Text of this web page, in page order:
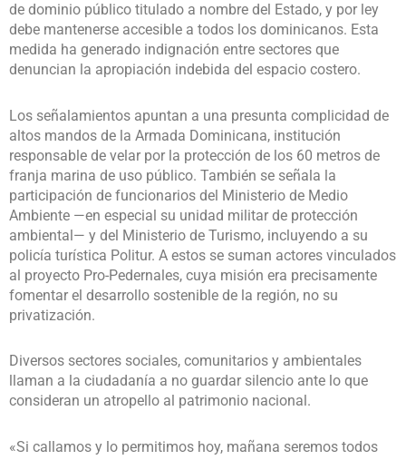
de dominio público titulado a nombre del Estado, y por ley
debe mantenerse accesible a todos los dominicanos. Esta
medida ha generado indignación entre sectores que
denuncian la apropiación indebida del espacio costero.
Los señalamientos apuntan a una presunta complicidad de
altos mandos de la Armada Dominicana, institución
responsable de velar por la protección de los 60 metros de
franja marina de uso público. También se señala la
participación de funcionarios del Ministerio de Medio
Ambiente —en especial su unidad militar de protección
ambiental— y del Ministerio de Turismo, incluyendo a su
policía turística Politur. A estos se suman actores vinculados
al proyecto Pro-Pedernales, cuya misión era precisamente
fomentar el desarrollo sostenible de la región, no su
privatización.
Diversos sectores sociales, comunitarios y ambientales
llaman a la ciudadanía a no guardar silencio ante lo que
consideran un atropello al patrimonio nacional.
«Si callamos y lo permitimos hoy, mañana seremos todos